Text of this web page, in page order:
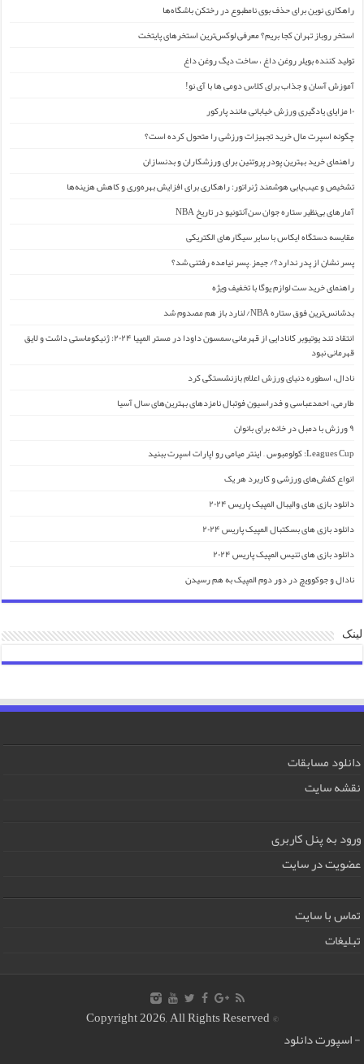
راهکاری نوین برای حذف بوی نامطبوع در رختکن باشگاه‌ها
استخر روباز تهران کجا بریم؟ معرفی لوکس‌ترین استخرهای پایتخت
تولید کننده بویلر روغن داغ ، ساخت دیگ روغن داغ
آموزش آسان و جذاب برای کلاس دومی ها با آی نو!
۱۰ مزایای یادگیری ورزش خیابانی مانند پارکور
چگونه اسپرت مال خرید تجهیزات ورزشی را متحول کرده است؟
راهنمای خرید بهترین پودر پروتئین برای ورزشکاران و بدنسازان
تشخیص و عیب‌یابی هوشمند ژنراتور: راهکاری برای افزایش بهره‌وری و کاهش هزینه‌ها
آمارهای بی‌نظیر ستاره جوان سن‌آنتونیو در تاریخ NBA
مقایسه دستگاه ایکاس با سایر سیگارهای الکتریکی
پسر نشان از پدر ندارد؟/ جیمز ِ پسر نیامده رفتنی شد؟
راهنمای خرید ست لوازم یوگا با تخفیف ویژه
بدشانس‌ترین فوق ستاره NBA/ لنارد باز هم مصدوم شد
انتقاد تند یوتیوبر کانادایی از قهرمانی سمسون داودا در مستر المپیا ۲۰۲۴: ژنیکوماستی داشت و لایق
قهرمانی نبود
نادال، اسطوره دنیای ورزش اعلام بازنشستگی کرد
طارمی، احمدعباسی و فدراسیون فوتبال نامزدهای بهترین‌های سال آسیا
۹ ورزش با دمبل در خانه برای بانوان
Leagues Cup: کولومبوس – اینتر میامی رو اپارات اسپرت ببنید
انواع کفش‌های ورزشی و کاربرد هر یک
دانلود بازی های والیبال المپیک پاریس ۲۰۲۴
دانلود بازی های بسکتبال المپیک پاریس ۲۰۲۴
دانلود بازی های تنیس المپیک پاریس ۲۰۲۴
نادال و جوکوویچ در دور دوم المپیک به هم رسیدن
لینک
دانلود مسابقات
نقشه سایت
ورود به پنل کاربری
عضویت در سایت
تماس با سایت
تبلیغات
© Copyright 2026, All Rights Reserved
-اسپورت دانلود